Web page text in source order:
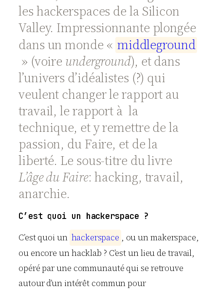
les hackerspaces de la Silicon
Valley. Impressionnante plongée
dans un monde « middleground
» (voire underground), et dans
l’univers d’idéalistes (?) qui
veulent changer le rapport au
travail, le rapport à la
technique, et y remettre de la
passion, du Faire, et de la
liberté. Le sous-titre du livre
L’âge du Faire: hacking, travail,
anarchie.
C’est quoi un hackerspace ?
C’est quoi un hackerspace , ou un makerspace,
ou encore un hacklab ? C’est un lieu de travail,
opéré par une communauté qui se retrouve
autour d’un intérêt commun pour